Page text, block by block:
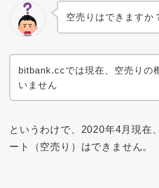
空売りはできますか
bitbank.ccでは現在、空売りの
いません
というわけで、2020年4月現在
ート（空売り）はできません。